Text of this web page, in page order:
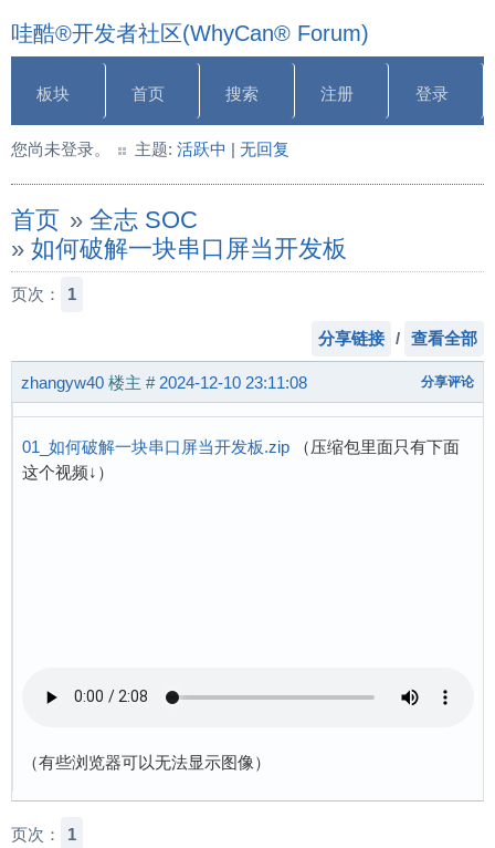
哇酷®开发者社区(WhyCan® Forum)
板块 首页 搜索 注册 登录
您尚未登录。 主题: 活跃中 | 无回复
首页 » 全志 SOC
» 如何破解一块串口屏当开发板
页次： 1
分享链接 / 查看全部
zhangyw40 楼主 # 2024-12-10 23:11:08 分享评论
01_如何破解一块串口屏当开发板.zip （压缩包里面只有下面
这个视频↓）
（有些浏览器可以无法显示图像）
页次： 1